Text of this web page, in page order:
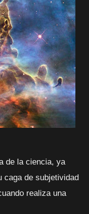
de la ciencia, ya
caga de subjetividad
realiza una